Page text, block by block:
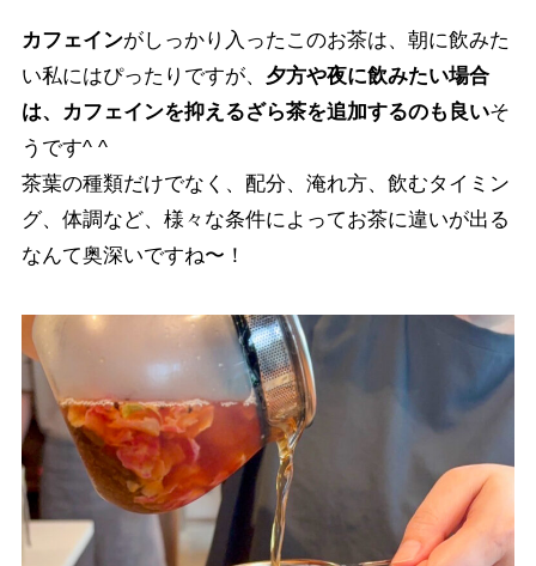
カフェインがしっかり入ったこのお茶は、朝に飲みた
い私にはぴったりですが、 夕方や夜に飲みたい場合
は、カフェインを抑えるざら茶を追加するのも良いそ
うです^ ^
茶葉の種類だけでなく、配分、淹れ方、飲むタイミン
グ、体調など、様々な条件によってお茶に違いが出る
なんて奥深いですね〜！